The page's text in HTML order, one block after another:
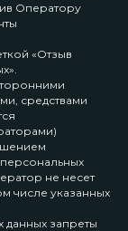
Оператору
«Отзыв
средствами
не несет
числе указанных
данных запреты